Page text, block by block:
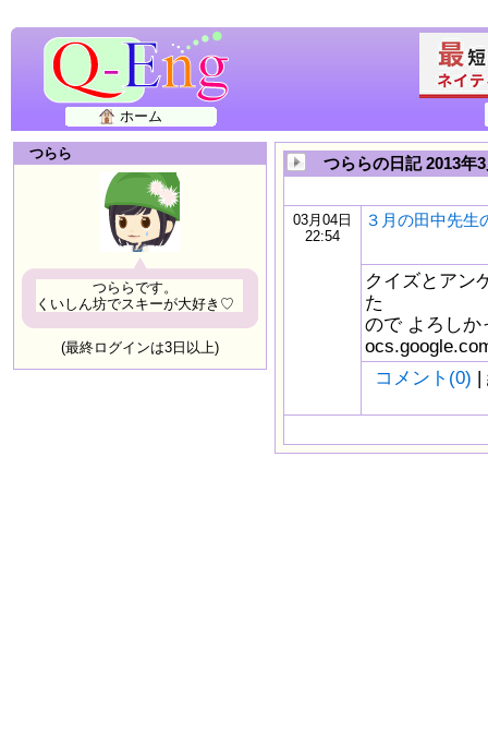
ホーム
つらら
つららです。
くいしん坊でスキーが大好き♡
(最終ログインは3日以上)
つららの日記 2013年
03月04日
22:54
３月の田中先生
クイズとアン
た
ので よろし
コメント(0) |